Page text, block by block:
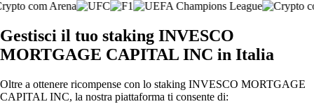
Gestisci il tuo staking INVESCO
MORTGAGE CAPITAL INC in Italia
Oltre a ottenere ricompense con lo staking INVESCO MORTGAGE
CAPITAL INC, la nostra piattaforma ti consente di: